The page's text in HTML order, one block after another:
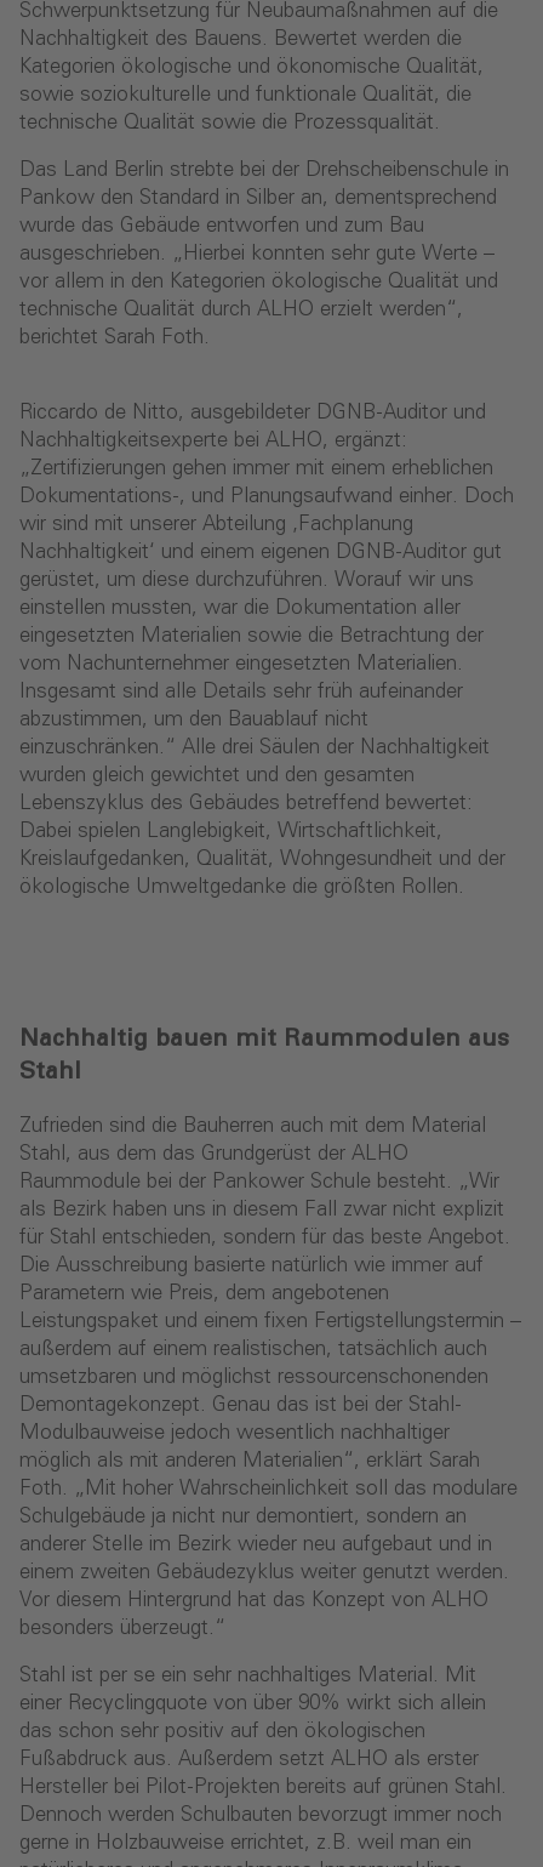
Schwerpunktsetzung für Neubaumaßnahmen auf die
Nachhaltigkeit des Bauens. Bewertet werden die
Kategorien ökologische und ökonomische Qualität,
sowie soziokulturelle und funktionale Qualität, die
technische Qualität sowie die Prozessqualität.
Das Land Berlin strebte bei der Drehscheibenschule in
Pankow den Standard in Silber an, dementsprechend
wurde das Gebäude entworfen und zum Bau
ausgeschrieben. „Hierbei konnten sehr gute Werte –
vor allem in den Kategorien ökologische Qualität und
technische Qualität durch ALHO erzielt werden“,
berichtet Sarah Foth.
Riccardo de Nitto, ausgebildeter DGNB-Auditor und
Nachhaltigkeitsexperte bei ALHO, ergänzt:
„Zertifizierungen gehen immer mit einem erheblichen
Dokumentations-, und Planungsaufwand einher. Doch
wir sind mit unserer Abteilung ‚Fachplanung
Nachhaltigkeit‘ und einem eigenen DGNB-Auditor gut
gerüstet, um diese durchzuführen. Worauf wir uns
einstellen mussten, war die Dokumentation aller
eingesetzten Materialien sowie die Betrachtung der
vom Nachunternehmer eingesetzten Materialien.
Insgesamt sind alle Details sehr früh aufeinander
abzustimmen, um den Bauablauf nicht
einzuschränken.“ Alle drei Säulen der Nachhaltigkeit
wurden gleich gewichtet und den gesamten
Lebenszyklus des Gebäudes betreffend bewertet:
Dabei spielen Langlebigkeit, Wirtschaftlichkeit,
Kreislaufgedanken, Qualität, Wohngesundheit und der
ökologische Umweltgedanke die größten Rollen.
Nachhaltig bauen mit Raummodulen aus
Stahl
Zufrieden sind die Bauherren auch mit dem Material
Stahl, aus dem das Grundgerüst der ALHO
Raummodule bei der Pankower Schule besteht. „Wir
als Bezirk haben uns in diesem Fall zwar nicht explizit
für Stahl entschieden, sondern für das beste Angebot.
Die Ausschreibung basierte natürlich wie immer auf
Parametern wie Preis, dem angebotenen
Leistungspaket und einem fixen Fertigstellungstermin –
außerdem auf einem realistischen, tatsächlich auch
umsetzbaren und möglichst ressourcenschonenden
Demontagekonzept. Genau das ist bei der Stahl-
Modulbauweise jedoch wesentlich nachhaltiger
möglich als mit anderen Materialien“, erklärt Sarah
Foth. „Mit hoher Wahrscheinlichkeit soll das modulare
Schulgebäude ja nicht nur demontiert, sondern an
anderer Stelle im Bezirk wieder neu aufgebaut und in
einem zweiten Gebäudezyklus weiter genutzt werden.
Vor diesem Hintergrund hat das Konzept von ALHO
besonders überzeugt.“
Stahl ist per se ein sehr nachhaltiges Material. Mit
einer Recyclingquote von über 90% wirkt sich allein
das schon sehr positiv auf den ökologischen
Fußabdruck aus. Außerdem setzt ALHO als erster
Hersteller bei Pilot-Projekten bereits auf grünen Stahl.
Dennoch werden Schulbauten bevorzugt immer noch
gerne in Holzbauweise errichtet, z.B. weil man ein